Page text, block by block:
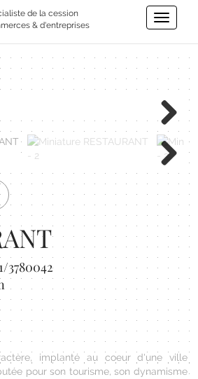
de la cession
& d'entreprises
Toggle
Next
Next
3780042
implanté au coeur d'une ville
pour son tourisme, son dynamisme